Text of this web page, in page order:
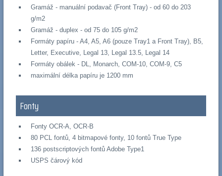
Gramáž - manuální podavač (Front Tray) - od 60 do 203
g/m2
Gramáž - duplex - od 75 do 105 g/m2
Formáty papíru - A4, A5, A6 (pouze Tray1 a Front Tray), B5,
Letter, Executive, Legal 13, Legal 13.5, Legal 14
Formáty obálek - DL, Monarch, COM-10, COM-9, C5
maximální délka papíru je 1200 mm
Fonty
Fonty OCR-A, OCR-B
80 PCL fontů, 4 bitmapové fonty, 10 fontů True Type
136 postscriptových fontů Adobe Type1
USPS čárový kód